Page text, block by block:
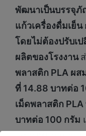
พัฒนาเป็นบรรจุภั
แก้วเครื่องดื่มเย็
โดยไม่ต้องปรับเ
ผลิตของโรงงาน
พลาสติก PLA ผ
ที่ 14.88 บาทต่อ
เม็ดพลาสติก
บาทต่อ 100 กรัม